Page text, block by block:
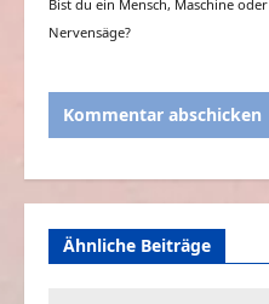
Bist du ein Mensch, Maschine oder
Nervensäge?
Ähnliche Beiträge